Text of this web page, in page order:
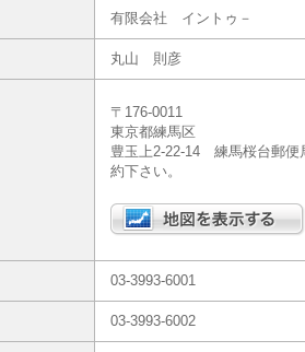
有限会社 イントゥ－
丸山 則彦
〒176-0011
東京都練馬区
豊玉上2-22-14 練馬桜台郵
約下さい。
03-3993-6001
03-3993-6002